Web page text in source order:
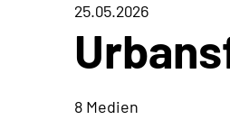
25.05.2026
8 Medien